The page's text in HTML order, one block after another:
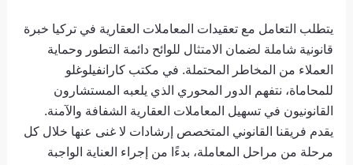
يتطلب التعامل مع تعقيدات المعاملات العقارية في تركيا خبرة
قانونية شاملة لضمان الامتثال للوائح دائمة التطور وحماية
العملاء من المخاطر المحتملة. في مكتب كارانفيلوغلو
للمحاماة، نتفهم الدور المحوري الذي يلعبه المستشارون
القانونيون في تسهيل المعاملات العقارية الشفافة والآمنة.
يقدم فريقنا القانوني المتخصص إرشادات لا غنى عنها خلال كل
مرحلة من مراحل المعاملة، بدءًا من إجراء العناية الواجبة